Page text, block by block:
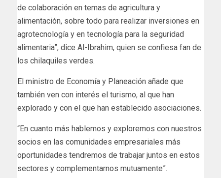
de colaboración en temas de agricultura y
alimentación, sobre todo para realizar inversiones en
agrotecnología y en tecnología para la seguridad
alimentaria”, dice Al-Ibrahim, quien se confiesa fan de
los chilaquiles verdes.
El ministro de Economía y Planeación añade que
también ven con interés el turismo, al que han
explorado y con el que han establecido asociaciones.
“En cuanto más hablemos y exploremos con nuestros
socios en las comunidades empresariales más
oportunidades tendremos de trabajar juntos en estos
sectores y complementarnos mutuamente”.